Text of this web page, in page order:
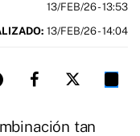
13/FEB/26- 13:53
13/FEB/26 - 14:04
tan